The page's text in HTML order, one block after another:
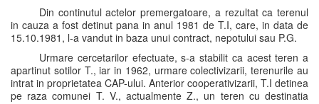
Din continutul actelor premergatoare, a rezultat ca terenul
in cauza a fost detinut pana in anul 1981 de T.I, care, in data de
15.10.1981, l-a vandut in baza unui contract, nepotului sau P.G.
Urmare cercetarilor efectuate, s-a stabilit ca acest teren a
apartinut sotilor T., iar in 1962, urmare colectivizarii, terenurile au
intrat in proprietatea CAP-ului. Anterior cooperativizarii, T.I detinea
pe raza comunei T. V., actualmente Z., un teren cu destinatia